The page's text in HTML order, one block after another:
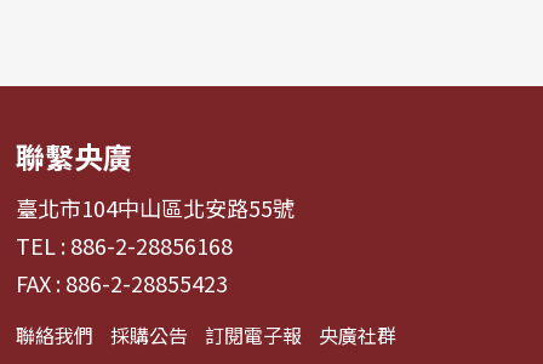
聯繫央廣
臺北市104中山區北安路55號
TEL : 886-2-28856168
FAX : 886-2-28855423
聯絡我們 採購公告 訂閱電子報 央廣社群